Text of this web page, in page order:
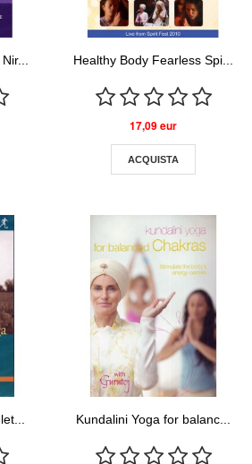
Healthy Body Fearless Spi...
17,09 eur
ACQUISTA
Kundalini Yoga for balanc...